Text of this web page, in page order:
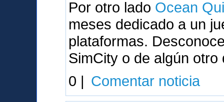
Por otro lado Ocean
meses dedicado a un
plataformas.
SimCity o de algún
0 | Comentar noticia